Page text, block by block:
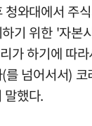
와대에서 주
기 위한 '자본
가 하기에 따
를 넘어서서)
말했다.